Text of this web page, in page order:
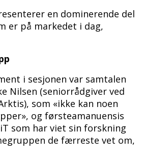
en dominerende del
er på markedet i dag,
i sesjonen var samtalen
Nilsen (seniorrådgiver ved
som «ikke kan noen
og førsteamanuensis
som har viet sin forskning
de færreste vet om,